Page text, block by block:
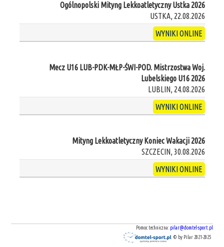
Ogólnopolski Mityng Lekkoatletyczny Ustka 2026
USTKA, 22.08.2026
WYNIKI ONLINE
Mecz U16 LUB-PDK-MŁP-ŚWI-POD. Mistrzostwa Woj.
Lubelskiego U16 2026
LUBLIN, 24.08.2026
WYNIKI ONLINE
Mityng Lekkoatletyczny Koniec Wakacji 2026
SZCZECIN, 30.08.2026
WYNIKI ONLINE
Pomoc techniczna: pilar@domtel-sport.pl
© by Pilar 2021-2025